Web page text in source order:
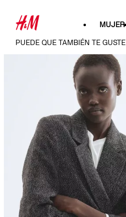
MUJER
PUEDE QUE TAMBIÉN TE GUSTE